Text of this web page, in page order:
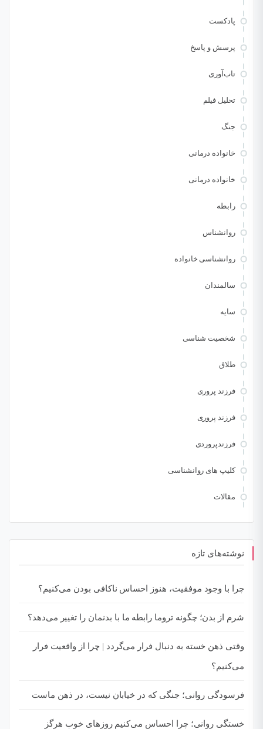
پادکست
پرسش و پاسخ
تاب‌آوری
تحلیل فیلم
جنگ
خانواده درمانی
خانواده درمانی
رابطه
روانشناس
روانشناسی خانواده
سالمندان
سایه
شخصیت شناسی
طلاق
فرزند پروری
فرزند پروری
فرزندپروردی
کلیپ های روانشناسی
مقالات
نوشته‌های تازه
چرا با وجود موفقیت، هنوز احساس ناکافی بودن می‌کنیم؟
شرم از بدن؛ چگونه تروما رابطه ما با بدنمان را تغییر می‌دهد؟
وقتی ذهن خسته به دنبال فرار می‌گردد | چرا از واقعیت فرار
می‌کنیم؟
فرسودگی روانی؛ جنگی که در خیابان نیست، در ذهن ماست
خستگی روانی؛ چرا احساس می‌کنیم روزهای خوب هرگز